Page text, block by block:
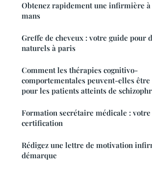
Obtenez rapidement une infirmière
mans
Greffe de cheveux : votre guide pour
naturels à paris
Comment les thérapies cognitivo-
comportementales peuvent-elles être
pour les patients atteints de
Formation secrétaire médicale :
certification
Rédigez une lettre de motivation
démarque